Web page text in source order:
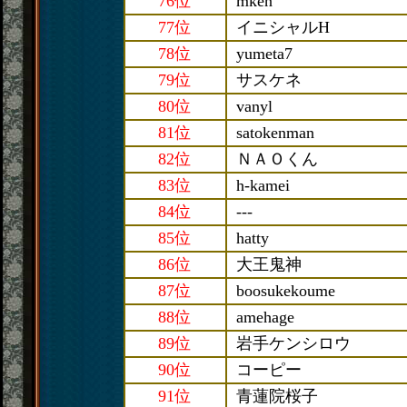
77位
イニシャルH
78位
yumeta7
79位
サスケネ
80位
vanyl
81位
satokenman
82位
ＮＡＯくん
83位
h-kamei
84位
---
85位
hatty
86位
大王鬼神
87位
boosukekoume
88位
amehage
89位
岩手ケンシロウ
90位
コーピー
91位
青蓮院桜子